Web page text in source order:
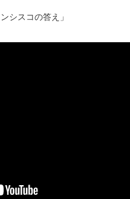
シスコの答え」